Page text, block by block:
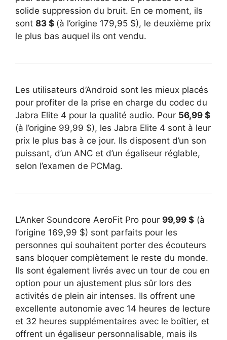
solide suppression du bruit. En ce moment, ils
sont 83 $ (à l’origine 179,95 $), le deuxième prix
le plus bas auquel ils ont vendu.
Les utilisateurs d’Android sont les mieux placés
pour profiter de la prise en charge du codec du
Jabra Elite 4 pour la qualité audio. Pour 56,99 $
(à l’origine 99,99 $), les Jabra Elite 4 sont à leur
prix le plus bas à ce jour. Ils disposent d’un son
puissant, d’un ANC et d’un égaliseur réglable,
selon l’examen de PCMag.
L’Anker Soundcore AeroFit Pro pour 99,99 $ (à
l’origine 169,99 $) sont parfaits pour les
personnes qui souhaitent porter des écouteurs
sans bloquer complètement le reste du monde.
Ils sont également livrés avec un tour de cou en
option pour un ajustement plus sûr lors des
activités de plein air intenses. Ils offrent une
excellente autonomie avec 14 heures de lecture
et 32 ​​heures supplémentaires avec le boîtier, et
offrent un égaliseur personnalisable, mais ils